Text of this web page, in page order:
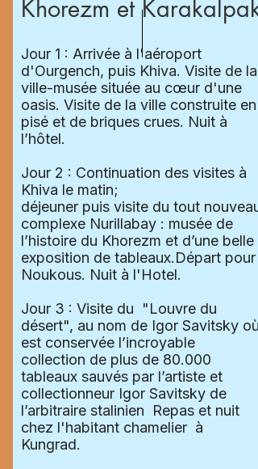
Khorezm et
Jour 1 : Arrivée à l'aéroport
d'Ourgench, puis Khiva. Visite de la
ville-musée située au cœur d'une
oasis. Visite de la ville construite en
pisé et de briques crues. Nuit à
l’hôtel.
Jour 2 : Continuation des visites à
Khiva le matin;
déjeuner puis visite du tout nouveau
complexe Nurillabay : musée de
l’histoire du Khorezm et d’une belle
exposition de tableaux.Départ pour
Noukous. Nuit à l'Hotel.
Jour 3 : Visite du "Louvre du
désert", au nom de Igor Savitsky où
est conservée l’incroyable
collection de plus de 80.000
tableaux sauvés par l’artiste et
collectionneur Igor Savitsky de
l’arbitraire stalinien Repas et nuit
chez l'habitant chamelier à
Kungrad.